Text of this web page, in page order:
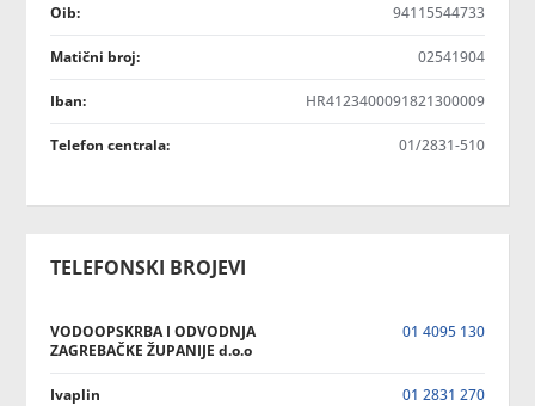
Oib: 94115544733
Matični broj: 02541904
Iban: HR4123400091821300009
Telefon centrala: 01/2831-510
TELEFONSKI BROJEVI
VODOOPSKRBA I ODVODNJA
ZAGREBAČKE ŽUPANIJE d.o.o
01 4095 130
Ivaplin 01 2831 270